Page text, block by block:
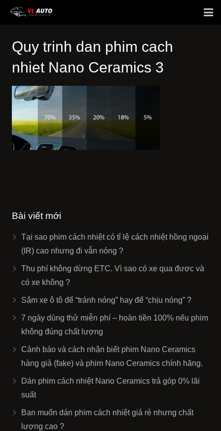
Phim cách nhiệt
Bảng giá
E-Warranty
Hình ảnh dán xe
Quy trinh dan phim cach
nhiet Nano Ceramics 3
Bài viết mới
Tại sao phim cách nhiệt có tỉ lệ cách nhiệt hồng ngoại
(IR) cao nhưng đi vẫn nóng ?
Thu phí không dừng ETC. Vì sao có xe qua được và
có xe không ?
Sắm xe ô tô để “tránh nóng” hay để “chịu nóng” ?
7 ngày dùng thử miễn phí – hoàn tiền 100% nếu phim
không đúng chất lượng
Cảnh báo và cách nhận biết phim Nano Ceramics
hàng giả (fake) và phim Nano Ceramics chính hãng.
Dán phim cách nhiệt Nano Ceramics trả góp 0% lãi
suất
Bạn muốn dán phim cách nhiệt giá rẻ nhưng chất
lượng cao ?